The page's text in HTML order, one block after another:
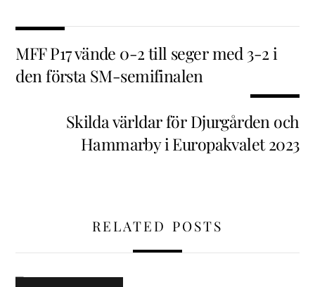
MFF P17 vände 0-2 till seger med 3-2 i
den första SM-semifinalen
Skilda världar för Djurgården och
Hammarby i Europakvalet 2023
RELATED POSTS